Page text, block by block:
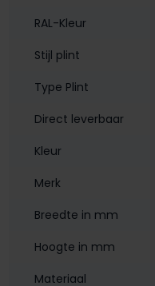
RAL-Kleur
Stijl plint
Type Plint
Direct leverbaar
Kleur
Merk
Breedte in mm
Hoogte in mm
Materiaal